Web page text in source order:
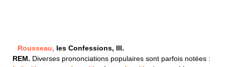
Rousseau, les Confessions, III.
REM. Diverses prononciations populaires sont parfois notées :